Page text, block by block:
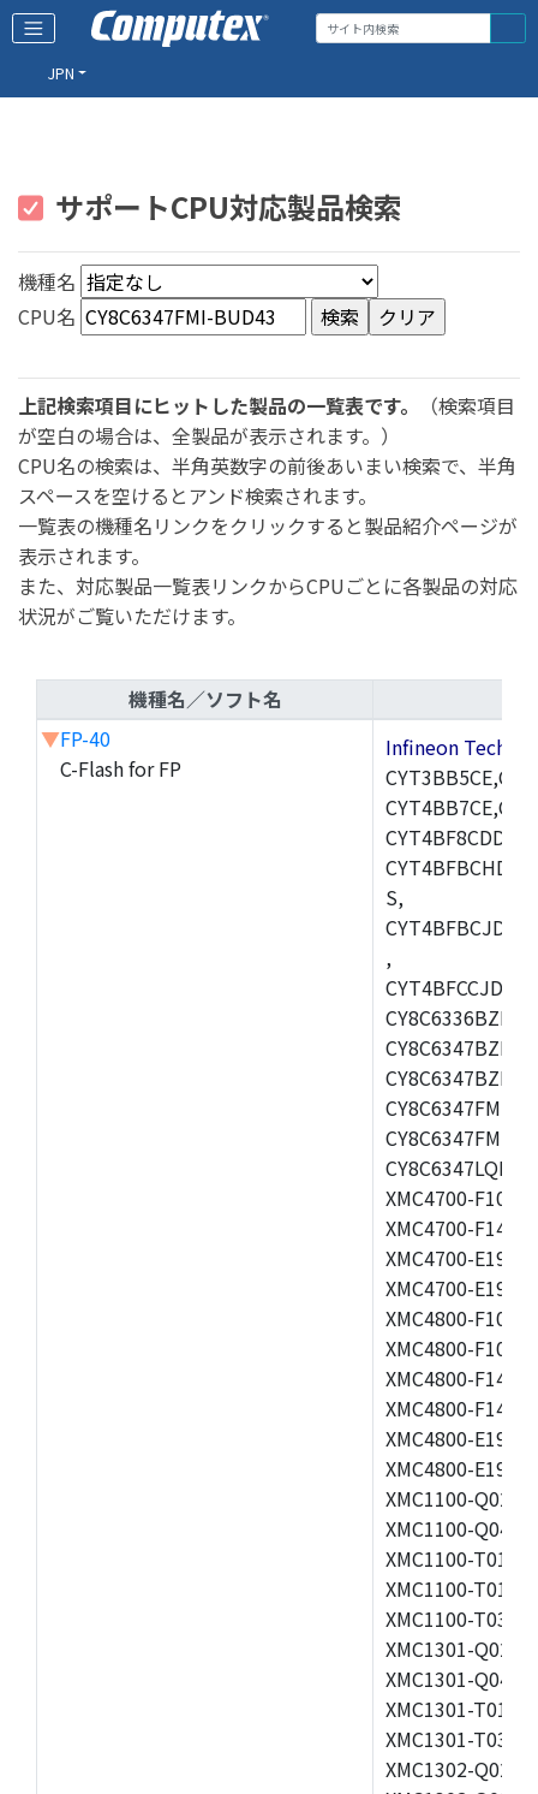
JPN
サポートCPU対応製品検索
機種名
CPU名
上記検索項目にヒットした製品の一覧表です。
（検索項目
が空白の場合は、全製品が表示されます。）
CPU名の検索は、半角英数字の前後あいまい検索で、半角
スペースを空けるとアンド検索されます。
一覧表の機種名リンクをクリックすると製品紹介ページが
表示されます。
また、対応製品一覧表リンクからCPUごとに各製品の対応
状況がご覧いただけます。
機種名／ソフト名
▼FP-40
C-Flash for FP
Infineon
S,
,
CY8C6336BZI-
CY8C6347BZI-
CY8C6347BZI-
CY8C6347FMI-
CY8C6347FMI-
CY8C6347LQI-
XMC4700-
XMC4700-
XMC4700-
XMC4700-
XMC4800-
XMC4800-
XMC4800-
XMC4800-
XMC4800-
XMC4800-
XMC1100-
XMC1100-
XMC1100-
XMC1100-
XMC1100-
XMC1301-
XMC1301-
XMC1301-
XMC1301-
XMC1302-